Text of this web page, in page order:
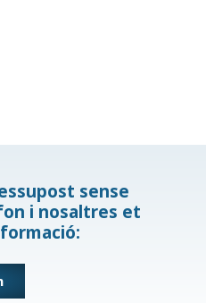
sense
i nosaltres et